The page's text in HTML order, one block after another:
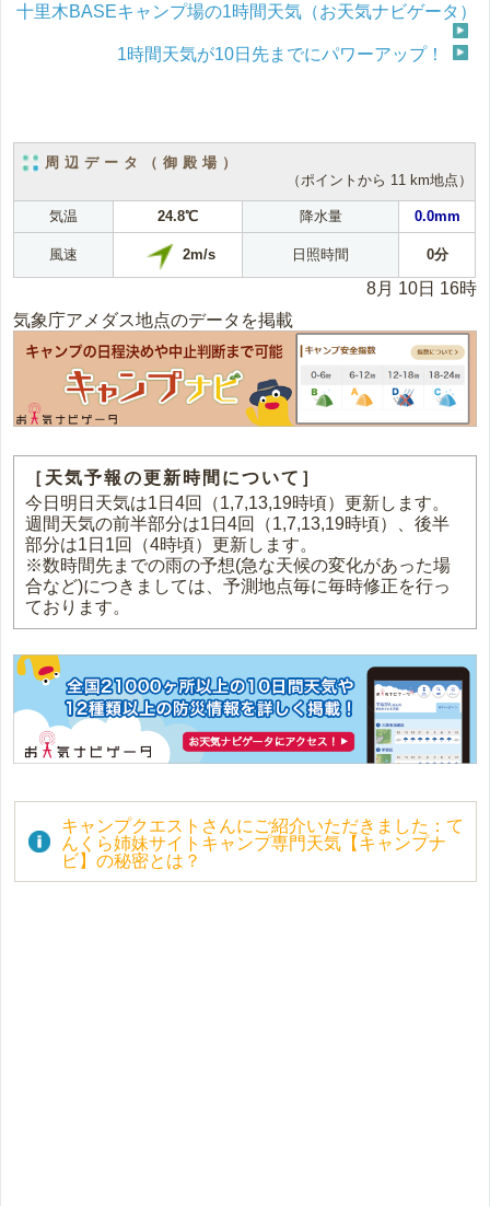
十里木BASEキャンプ場の1時間天気（お天気ナビゲータ）
1時間天気が10日先までにパワーアップ！
周辺データ（御殿場）
（ポイントから 11 km地点）
気温 24.8℃ 降水量 0.0mm
風速 2m/s 日照時間 0分
8月 10日 16時
気象庁アメダス地点のデータを掲載
［天気予報の更新時間について］
今日明日天気は1日4回（1,7,13,19時頃）更新します。
週間天気の前半部分は1日4回（1,7,13,19時頃）、後半
部分は1日1回（4時頃）更新します。
※数時間先までの雨の予想(急な天候の変化があった場
合など)につきましては、予測地点毎に毎時修正を行っ
ております。
キャンプクエストさんにご紹介いただきました：て
んくら姉妹サイトキャンプ専門天気【キャンプナ
ビ】の秘密とは？